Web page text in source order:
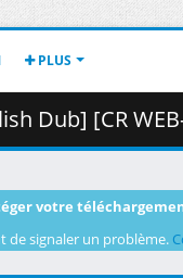
PLUS
1080p]
votre
de signaler un problème.